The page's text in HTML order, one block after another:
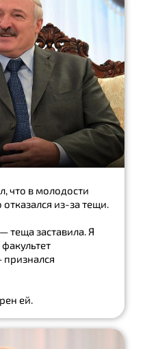
что в молодости
из-за тещи.
теща заставила. Я
признался
ей.